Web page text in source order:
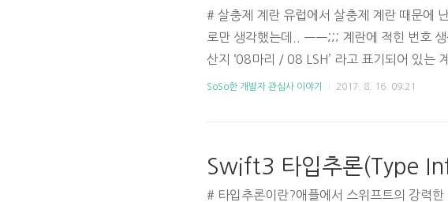
# 살충제 계란 유럽에서 살충제 계란 때문에
로만 생각했는데.. ㅡㅡ;;; 계란에 적힌 번호
산지 ‘08마리 / 08 LSH’ 라고 표기되어 있는
닐(살충제) 검출경기도 광주시 소재 - 비펜트
SoSo한 개발자 관심사 이야기 2017. 8. 16. 09:21
Swift3 타입추론(Type
# 타입추론이란?애플에서 스위프트의 강력